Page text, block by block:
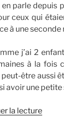
en parle depuis
ceux qui
à une seconde
j’ai 2
à la fois
être aussi
avoir une petite
la lecturede